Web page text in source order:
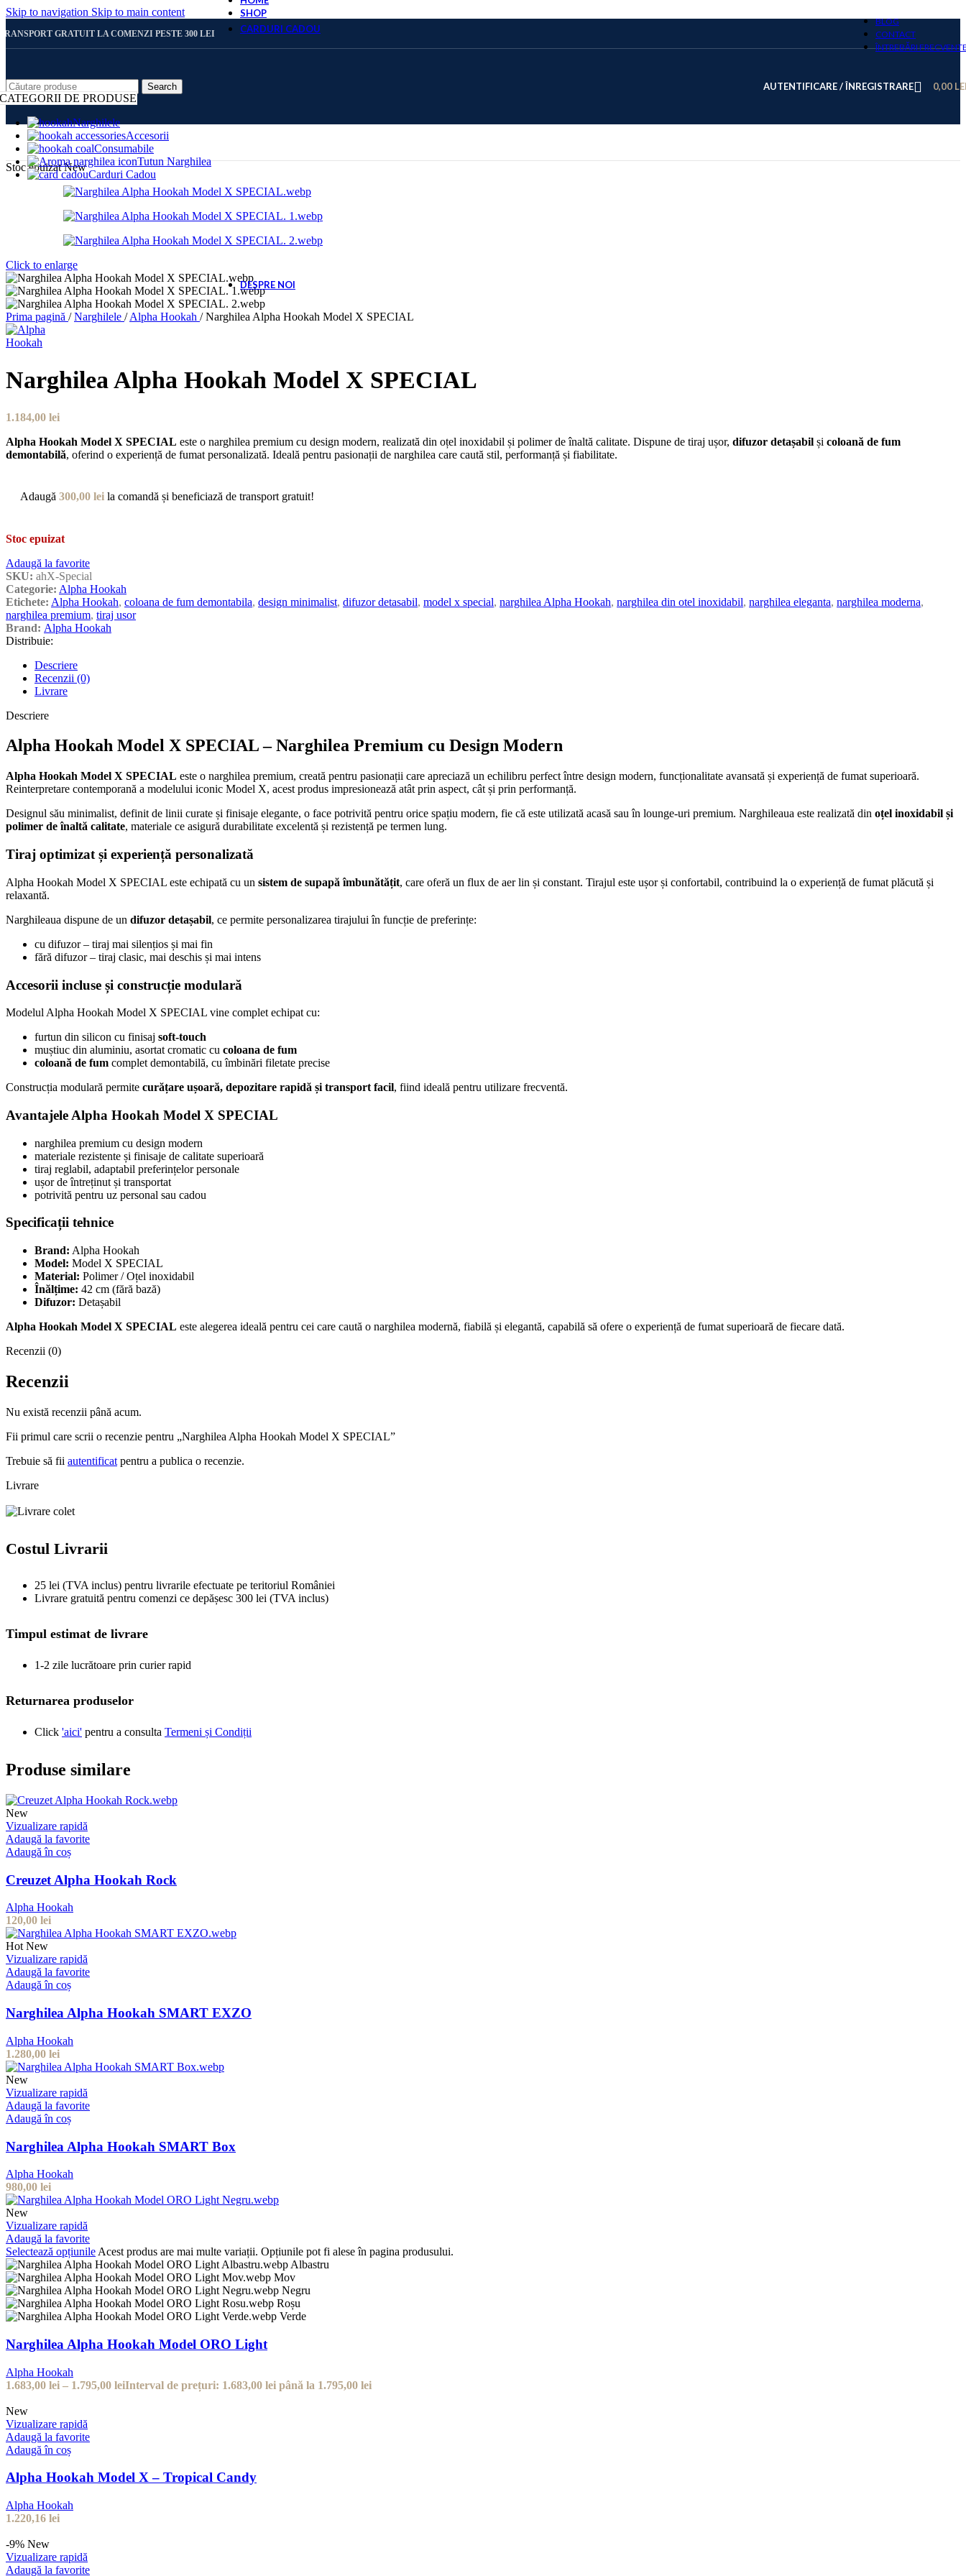
Skip to navigation Skip to main content
GRATUIT LA COMENZI PESTE 300 LEI
BLOG
CONTACT
ÎNTREBĂRI
Search AUTENTIFICARE / ÎNREGISTRARE 0,00
CATEGORII DE PRODUSE
Narghilele
Accesorii
Consumabile
Tutun Narghilea
Carduri Cadou
SHOP
CARDURI CADOU
CARD CADOU 500 LEI
CARD CADOU 1000 LEI
DESPRE NOI
Stoc epuizat New
Click to enlarge
Prima pagină / Narghilele / Alpha Hookah / Narghilea Alpha Hookah Model X SPECIAL
Narghilea Alpha Hookah Model X SPECIAL
1.184,00 lei
Alpha Hookah Model X SPECIAL este o narghilea premium cu design modern, realizată din oțel inoxidabil și polimer de înaltă calitate. Dispune de tiraj ușor, difuzor detașabil și coloană de fum
demontabilă, oferind o experiență de fumat personalizată. Ideală pentru pasionații de narghilea care caută stil, performanță și fiabilitate.
Adaugă 300,00 lei la comandă și beneficiază de transport gratuit!
Stoc epuizat
Adaugă la favorite
SKU: ahX-Special
Categorie: Alpha Hookah
Etichete: Alpha Hookah, coloana de fum demontabila, design minimalist, difuzor detasabil, model x special, narghilea Alpha Hookah, narghilea din otel inoxidabil, narghilea eleganta, narghilea moderna,
narghilea premium, tiraj usor
Brand: Alpha Hookah
Distribuie:
Descriere
Recenzii (0)
Livrare
Descriere
Alpha Hookah Model X SPECIAL – Narghilea Premium cu Design Modern
Alpha Hookah Model X SPECIAL este o narghilea premium, creată pentru pasionații care apreciază un echilibru perfect între design modern, funcționalitate avansată și experiență de fumat superioară.
Reinterpretare contemporană a modelului iconic Model X, acest produs impresionează atât prin aspect, cât și prin performanță.
Designul său minimalist, definit de linii curate și finisaje elegante, o face potrivită pentru orice spațiu modern, fie că este utilizată acasă sau în lounge-uri premium. Narghileaua este realizată din oțel inoxidabil și
polimer de înaltă calitate, materiale ce asigură durabilitate excelentă și rezistență pe termen lung.
Tiraj optimizat și experiență personalizată
Alpha Hookah Model X SPECIAL este echipată cu un sistem de supapă îmbunătățit, care oferă un flux de aer lin și constant. Tirajul este ușor și confortabil, contribuind la o experiență de fumat plăcută și
relaxantă.
Narghileaua dispune de un difuzor detașabil, ce permite personalizarea tirajului în funcție de preferințe:
cu difuzor – tiraj mai silențios și mai fin
fără difuzor – tiraj clasic, mai deschis și mai intens
Accesorii incluse și construcție modulară
Modelul Alpha Hookah Model X SPECIAL vine complet echipat cu:
furtun din silicon cu finisaj soft-touch
muștiuc din aluminiu, asortat cromatic cu coloana de fum
coloană de fum complet demontabilă, cu îmbinări filetate precise
Construcția modulară permite curățare ușoară, depozitare rapidă și transport facil, fiind ideală pentru utilizare frecventă.
Avantajele Alpha Hookah Model X SPECIAL
narghilea premium cu design modern
materiale rezistente și finisaje de calitate superioară
tiraj reglabil, adaptabil preferințelor personale
ușor de întreținut și transportat
potrivită pentru uz personal sau cadou
Specificații tehnice
Brand: Alpha Hookah
Model: Model X SPECIAL
Material: Polimer / Oțel inoxidabil
Înălțime: 42 cm (fără bază)
Difuzor: Detașabil
Alpha Hookah Model X SPECIAL este alegerea ideală pentru cei care caută o narghilea modernă, fiabilă și elegantă, capabilă să ofere o experiență de fumat superioară de fiecare dată.
Recenzii (0)
Recenzii
Nu există recenzii până acum.
Fii primul care scrii o recenzie pentru „Narghilea Alpha Hookah Model X SPECIAL”
Trebuie să fii autentificat pentru a publica o recenzie.
Livrare
Costul Livrarii
25 lei (TVA inclus) pentru livrarile efectuate pe teritoriul României
Livrare gratuită pentru comenzi ce depășesc 300 lei (TVA inclus)
Timpul estimat de livrare
1-2 zile lucrătoare prin curier rapid
Returnarea produselor
Click 'aici' pentru a consulta Termeni și Condiții
Produse similare
New
Vizualizare rapidă
Adaugă la favorite
Adaugă în coș
Creuzet Alpha Hookah Rock
Alpha Hookah
120,00 lei
Hot New
Vizualizare rapidă
Adaugă la favorite
Adaugă în coș
Narghilea Alpha Hookah SMART EXZO
Alpha Hookah
1.280,00 lei
New
Vizualizare rapidă
Adaugă la favorite
Adaugă în coș
Narghilea Alpha Hookah SMART Box
Alpha Hookah
980,00 lei
New
Vizualizare rapidă
Adaugă la favorite
Selectează opțiunile Acest produs are mai multe variații. Opțiunile pot fi alese în pagina produsului.
Albastru
Mov
Negru
Roșu
Verde
Narghilea Alpha Hookah Model ORO Light
Alpha Hookah
1.683,00 lei – 1.795,00 leiInterval de prețuri: 1.683,00 lei până la 1.795,00 lei
New
Vizualizare rapidă
Adaugă la favorite
Adaugă în coș
Alpha Hookah Model X – Tropical Candy
Alpha Hookah
1.220,16 lei
-9% New
Vizualizare rapidă
Adaugă la favorite